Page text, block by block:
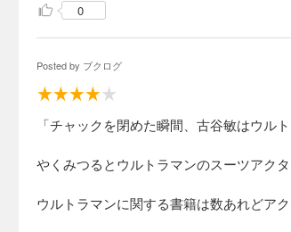
0
Posted by ブクログ
「チャックを閉めた瞬間、古谷敏はウル
やくみつるとウルトラマンのスーツアク
ウルトラマンに関する書籍は数あれどア